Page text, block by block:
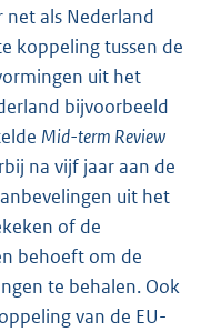
net als Nederland
koppeling tussen de
uit het
bijvoorbeeld
Mid-term Review
na vijf jaar aan de
uit het
of de
behoeft om de
te behalen. Ook
van de EU-